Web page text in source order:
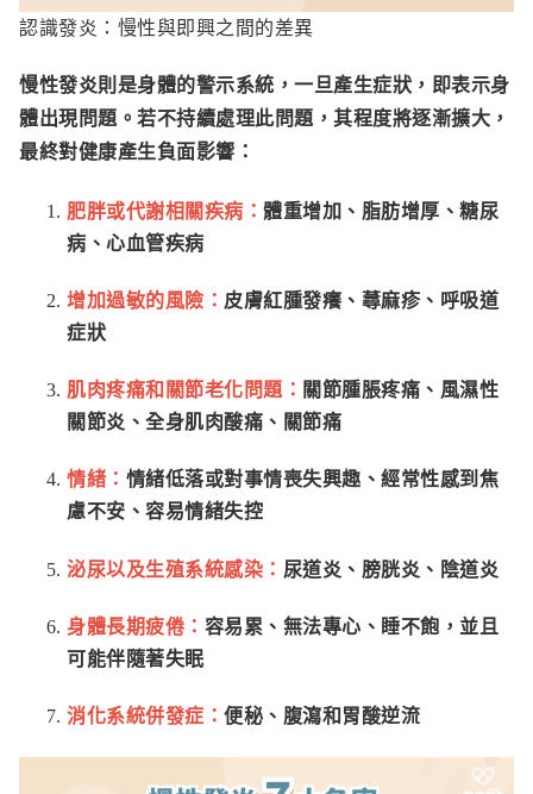
認識發炎：慢性與即興之間的差異
慢性發炎則是身體的警示系統，一旦產生症狀，即表示身
體出現問題。若不持續處理此問題，其程度將逐漸擴大，
最終對健康產生負面影響：
肥胖或代謝相關疾病： 體重增加、脂肪增厚、糖尿
病、心血管疾病
增加過敏的風險： 皮膚紅腫發癢、蕁麻疹、呼吸道
症狀
肌肉疼痛和關節老化問題： 關節腫脹疼痛、風濕性
關節炎、全身肌肉酸痛、關節痛
情緒： 情緒低落或對事情喪失興趣、經常性感到焦
慮不安、容易情緒失控
泌尿以及生殖系統感染： 尿道炎、膀胱炎、陰道炎
身體長期疲倦： 容易累、無法專心、睡不飽，並且
可能伴隨著失眠
消化系統併發症： 便秘、腹瀉和胃酸逆流